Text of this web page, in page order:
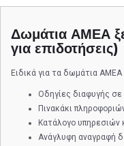
Δωμάτια ΑΜΕΑ
για επιδοτήσεις)
Ειδικά για τα δωμάτια
Οδηγίες διαφυγής
Πινακάκι
Κατάλογο υπηρεσιών
Ανάγλυφη αναγραφή